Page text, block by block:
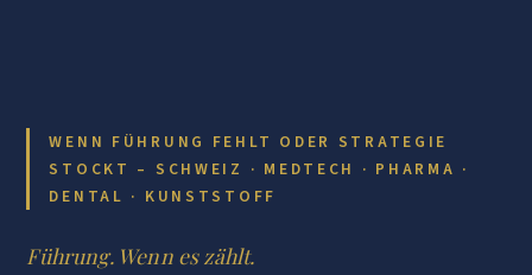
WENN FÜHRUNG FEHLT ODER STRATEGIE
STOCKT – SCHWEIZ · MEDTECH · PHARMA ·
DENTAL · KUNSTSTOFF
Führung. Wenn es zählt.